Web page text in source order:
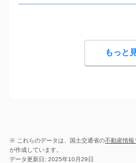
もっと
※ これらのデータは、国土交通省の不動産情報
が作成しています。
データ更新日: 2025年10月29日